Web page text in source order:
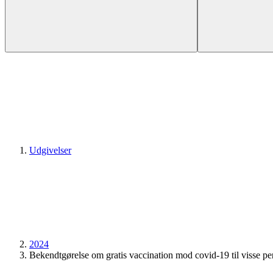
Udgivelser
2024
Bekendtgørelse om gratis vaccination mod covid-19 til visse